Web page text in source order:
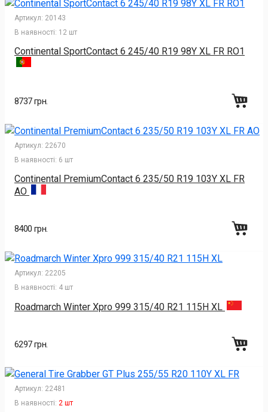
Артикул: 20143
В наявності: 12 шт
Continental SportContact 6 245/40 R19 98Y XL FR RO1
8737 грн.
Артикул: 22670
В наявності: 6 шт
Continental PremiumContact 6 235/50 R19 103Y XL FR
AO
8400 грн.
Артикул: 22205
В наявності: 4 шт
Roadmarch Winter Xpro 999 315/40 R21 115H XL
6297 грн.
Артикул: 22481
В наявності: 2 шт